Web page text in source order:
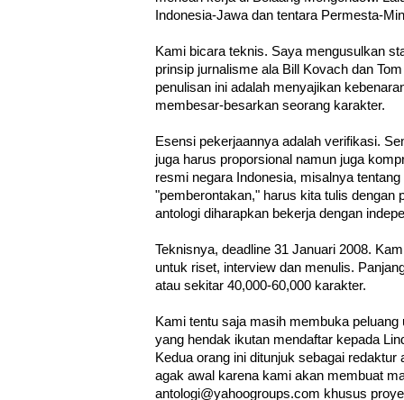
Indonesia-Jawa dan tentara Permesta-
Kami bicara teknis. Saya mengusulkan
prinsip jurnalisme ala Bill Kovach dan
penulisan ini adalah menyajikan
membesar-besarkan seorang karakter.
Esensi pekerjaannya adalah verifikasi.
juga harus proporsional namun juga
resmi negara Indonesia, misalnya
"pemberontakan," harus kita tulis dengan
antologi diharapkan bekerja dengan
Teknisnya, deadline 31 Januari 2008.
untuk riset, interview dan menulis.
atau sekitar 40,000-60,000 karakter.
Kami tentu saja masih membuka
yang hendak ikutan mendaftar kepada
Kedua orang ini ditunjuk sebagai
agak awal karena kami akan membuat
antologi@yahoogroups.com khusus